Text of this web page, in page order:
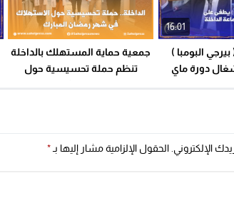
16:01
البومبا )
دورة ماي
جمعية حماية المستهلك بالداخلة
تنظم حملة تحسيسية حول
الإلكتروني. الحقول الإلزامية مشار إليها بـ *